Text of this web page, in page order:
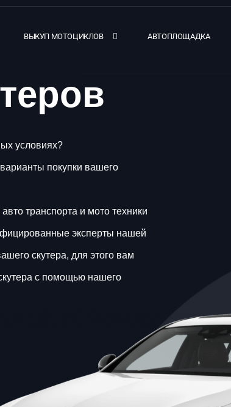
ВЫКУП МОТОЦИКЛОВ АВТОПЛОЩАДКА
условиях?
покупки вашего
транспорта и мото техники
эксперты нашей
скутера, для этого вам
с помощью нашего